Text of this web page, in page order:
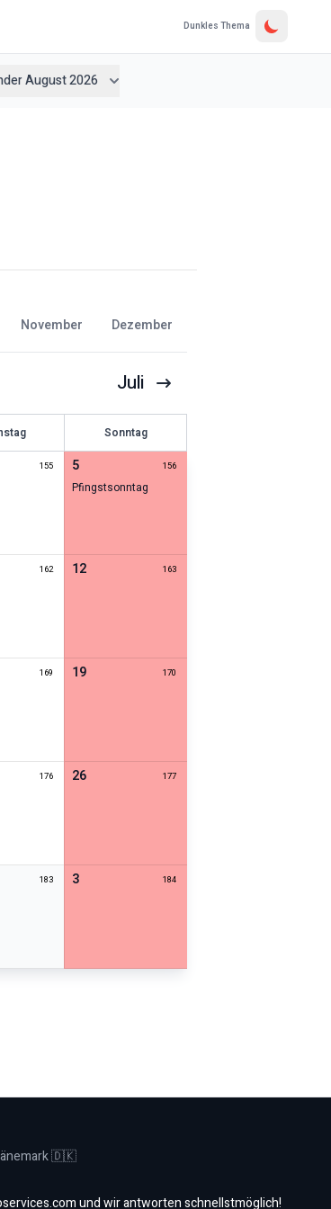
Dunkles Thema
August 2026
November Dezember
Juli
Sonntag
155 5 156
Pfingstsonntag
162 12 163
169 19 170
176 26 177
183 3 184
🇩🇰
und wir antworten schnellstmöglich!